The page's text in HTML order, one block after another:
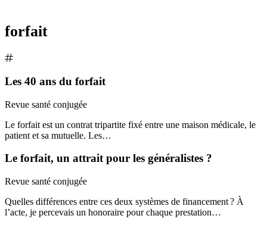
forfait
Les 40 ans du forfait
Revue santé conjugée
Le forfait est un contrat tripartite fixé entre une maison médicale, le
patient et sa mutuelle. Les…
Le forfait, un attrait pour les généralistes ?
Revue santé conjugée
Quelles différences entre ces deux systèmes de financement ? À
l’acte, je percevais un honoraire pour chaque prestation…